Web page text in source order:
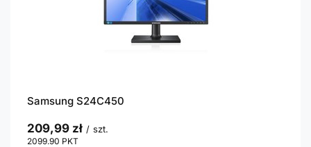
Samsung S24C450
209,99 zł / szt.
2099.90 PKT